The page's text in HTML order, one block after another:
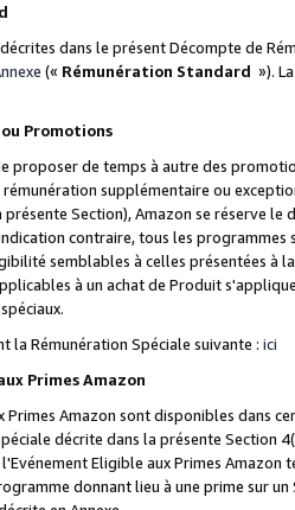
dans le présent Décompte de
(« Rémunération Standard »).
Promotions
proposer de temps à autre des
supplémentaire ou
Section), Amazon se réserve
contraire, tous les
semblables à celles présentées à
à un achat de Produit
la Rémunération Spéciale suivante : ici
Primes Amazon
Primes Amazon sont disponibles dans
décrite dans la présente Section
Eligible aux Primes Amazon
donnant lieu à une prime sur